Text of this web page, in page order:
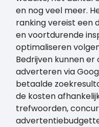
en nog veel meer.
ranking vereist een
en voortdurende
optimaliseren
Bedrijven kunnen
adverteren via
betaalde
de kosten
trefwoorden,